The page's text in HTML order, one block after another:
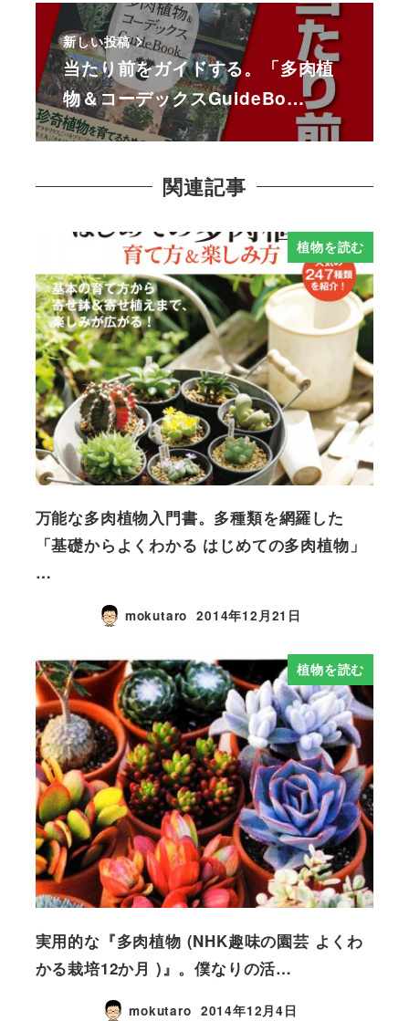
新しい投稿
当たり前をガイドする。「多肉植
物＆コーデックスGuideBo…
関連記事
植物を読む
万能な多肉植物入門書。多種類を網羅した
「基礎からよくわかる はじめての多肉植物」
…
mokutaro 2014年12月21日
植物を読む
実用的な『多肉植物 (NHK趣味の園芸 よくわ
かる栽培12か月 )』。僕なりの活…
mokutaro 2014年12月4日